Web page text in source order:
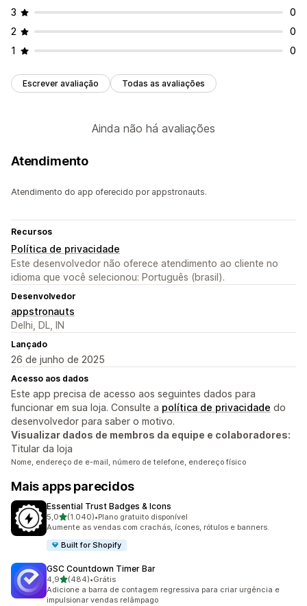
3
0
2
0
1
0
Escrever avaliação Todas as avaliações
Ainda não há avaliações
Atendimento
Atendimento do app oferecido por appstronauts.
Recursos
Política de privacidade
Este desenvolvedor não oferece atendimento ao cliente no
idioma que você selecionou: Português (brasil).
Desenvolvedor
appstronauts
Delhi, DL, IN
Lançado
26 de junho de 2025
Acesso aos dados
Este app precisa de acesso aos seguintes dados para
funcionar em sua loja. Consulte a política de privacidade do
desenvolvedor para saber o motivo.
Visualizar dados de membros da equipe e colaboradores:
Titular da loja
Nome, endereço de e-mail, número de telefone, endereço físico
Mais apps parecidos
Essential Trust Badges & Icons
5,0de 5 estrelas
(1.040)
1040 avaliações ao todo
•Plano gratuito disponível
Aumente as vendas com crachás, ícones, rótulos e banners.
Built for Shopify
GSC Countdown Timer Bar
4,9de 5 estrelas
(484)
484 avaliações ao todo
•Grátis
Adicione a barra de contagem regressiva para criar urgência e
impulsionar vendas relâmpago